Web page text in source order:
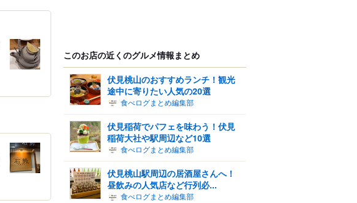
このお店の近くのグルメ情報まとめ
伏見桃山のおすすめランチ！観光
途中に寄りたい人気の20選
食べログまとめ編集部
伏見稲荷でパフェを味わう！伏見
稲荷大社や駅周辺など10選
食べログまとめ編集部
伏見桃山駅周辺の居酒屋さんへ！
昼飲みの人気店など行列必...
食べログまとめ編集部